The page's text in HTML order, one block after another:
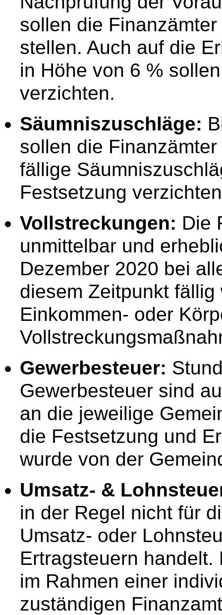
sollen die
stellen. Auch auf die
in Höhe von 6 %
verzichten.
Säumniszuschläge:
sollen die
fällige
Festsetzung
Vollstreckungen: Die
unmittelbar und
Dezember 2020 bei
diesem Zeitpunkt
Einkommen- oder
Gewerbesteuer:
Gewerbesteuer sind
an die jeweilige
die Festsetzung und
wurde von der
Umsatz- &
in der Regel nicht für
Umsatz- oder
Ertragsteuern
im Rahmen einer
zuständigen